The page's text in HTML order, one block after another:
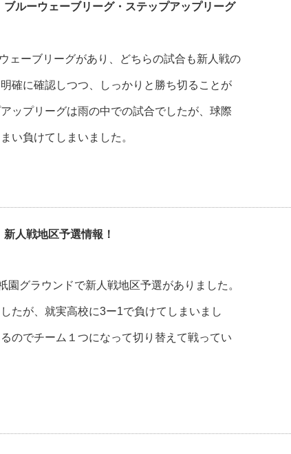
ルーウェーブリーグ・ステップアップリーグ
ェーブリーグがあり、どちらの試合も新人戦の
確に確認しつつ、しっかりと勝ち切ることが
ップリーグは雨の中での試合でしたが、球際
い負けてしまいました。
人戦地区予選情報！
園グラウンドで新人戦地区予選がありました。
たが、就実高校に3ー1で負けてしまいまし
のでチーム１つになって切り替えて戦ってい